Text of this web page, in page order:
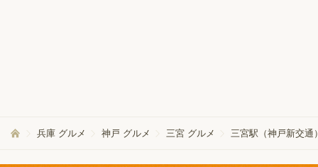
兵庫 グルメ 神戸 グルメ 三宮 グルメ 三宮駅（神戸新交通